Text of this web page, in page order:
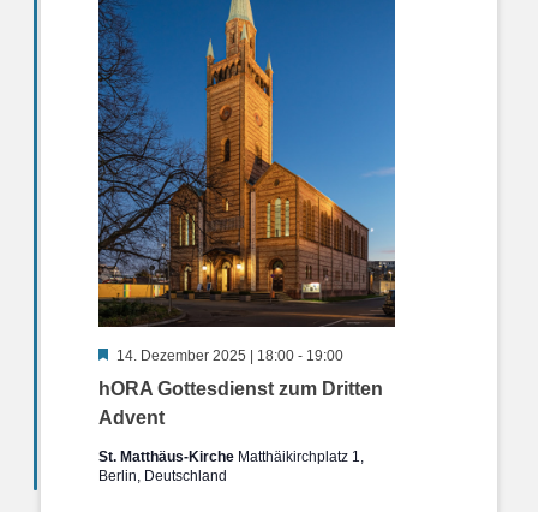
hORA Gottesdienst zum Dritten
Advent
Hervorgehoben
14. Dezember 2025 | 18:00 - 19:00
St. Matthäus-Kirche Matthäikirchplatz 1,
Berlin, Deutschland